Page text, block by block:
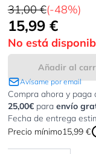
31,00 €(-48%)
Tan bajo como:
15,99 €
No está
Añadir al
Avísame por email
Compra ahora y paga
25,00€ para envío
Fecha de entrega
Precio mínimo15,99 €